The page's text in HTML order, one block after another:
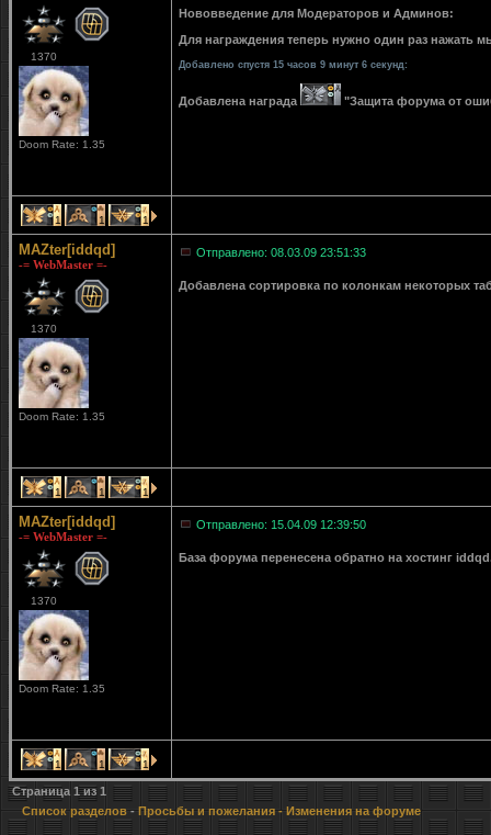
1370
Doom Rate: 1.35
Нововведение для Модераторов и Админов:
Для награждения теперь нужно один раз нажать
Добавлено спустя 15 часов 9 минут 6 секунд:
Добавлена награда "Защита форума от
1 1 1
MAZter[iddqd]
-= WebMaster =-
1370
Doom Rate: 1.35
Отправлено: 08.03.09 23:51:33
Добавлена сортировка по колонкам некоторых
1 1 1
MAZter[iddqd]
-= WebMaster =-
1370
Doom Rate: 1.35
Отправлено: 15.04.09 12:39:50
База форума перенесена обратно на хостинг
1 1 1
Страница 1из 1
Список разделов - Просьбы и пожелания - Изменения на форуме